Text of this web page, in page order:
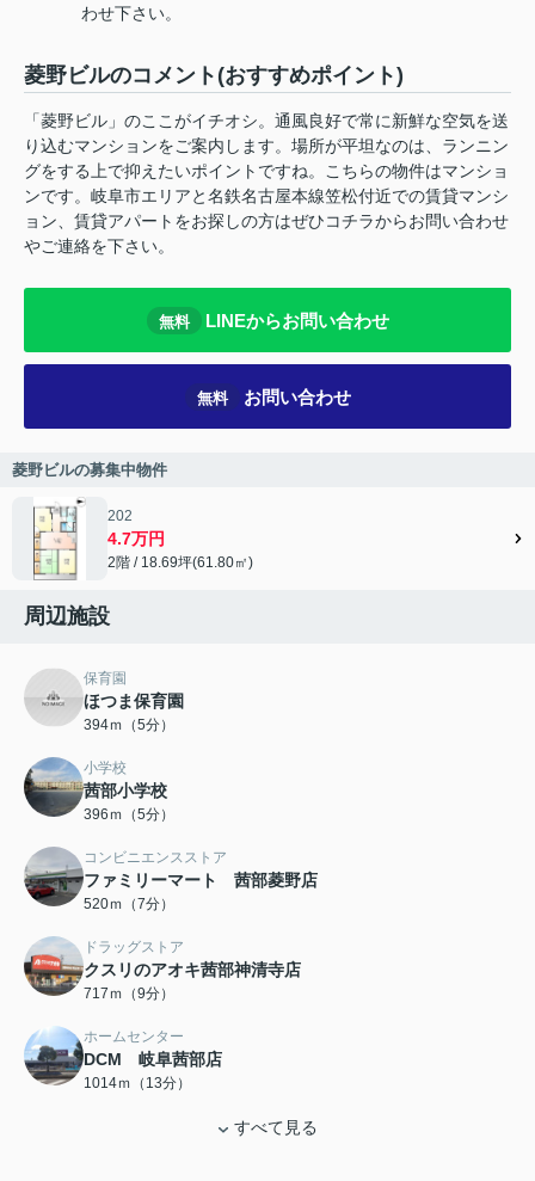
わせ下さい。
菱野ビルのコメント(おすすめポイント)
「菱野ビル」のここがイチオシ。通風良好で常に新鮮な空気を送
り込むマンションをご案内します。場所が平坦なのは、ランニン
グをする上で抑えたいポイントですね。こちらの物件はマンショ
ンです。岐阜市エリアと名鉄名古屋本線笠松付近での賃貸マンシ
ョン、賃貸アパートをお探しの方はぜひコチラからお問い合わせ
やご連絡を下さい。
無料 LINEからお問い合わせ
無料 お問い合わせ
菱野ビルの募集中物件
202
4.7万円
2階 / 18.69坪(61.80㎡)
周辺施設
保育園
ほつま保育園
394ｍ（5分）
小学校
茜部小学校
396ｍ（5分）
コンビニエンスストア
ファミリーマート 茜部菱野店
520ｍ（7分）
ドラッグストア
クスリのアオキ茜部神清寺店
717ｍ（9分）
ホームセンター
DCM 岐阜茜部店
1014ｍ（13分）
すべて見る